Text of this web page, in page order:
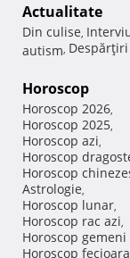
Actualitate
Din culise,
autism,
Horoscop
Horoscop 2026,
Horoscop 2025,
Horoscop azi,
Horoscop
Horoscop
Astrologie,
Horoscop lunar,
Horoscop rac azi,
Horoscop gemeni
Horoscop